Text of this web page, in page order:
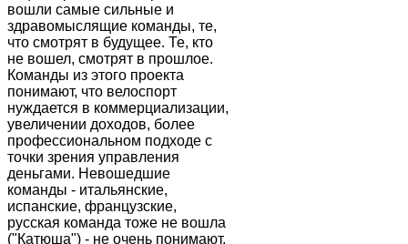
вошли самые сильные и
здравомыслящие команды, те,
что смотрят в будущее. Те, кто
не вошел, смотрят в прошлое.
Команды из этого проекта
понимают, что велоспорт
нуждается в коммерциализации,
увеличении доходов, более
профессиональном подходе с
точки зрения управления
деньгами. Невошедшие
команды - итальянские,
испанские, французские,
русская команда тоже не вошла
("Катюша") - не очень понимают,